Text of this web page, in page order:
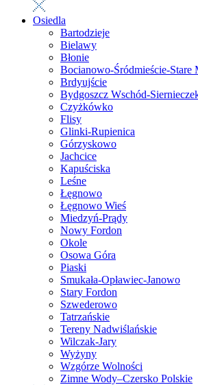
Osiedla
Bartodzieje
Bielawy
Błonie
Bocianowo-Śródmieście-Stare
Brdyujście
Bydgoszcz Wschód-
Czyżkówko
Flisy
Glinki-Rupienica
Górzyskowo
Jachcice
Kapuściska
Leśne
Łęgnowo
Łęgnowo Wieś
Miedzyń-Prądy
Nowy Fordon
Okole
Osowa Góra
Piaski
Smukała-Opławiec-Janowo
Stary Fordon
Szwederowo
Tatrzańskie
Tereny Nadwiślańskie
Wilczak-Jary
Wyżyny
Wzgórze Wolności
Zimne Wody–Czersko Polskie